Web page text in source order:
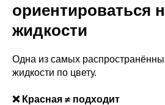
ориентироваться
жидкости
Одна из самых
жидкости по цвету.
❌ Красная ≠ подходит